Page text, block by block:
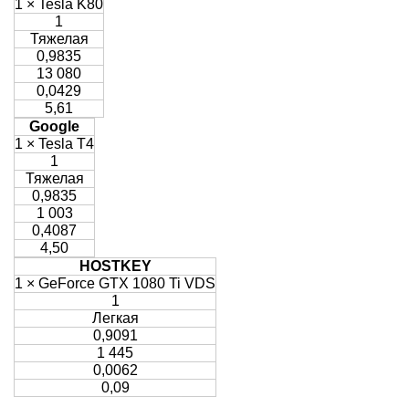
1 × Tesla K80
1
Тяжелая
0,9835
13 080
0,0429
5,61
Google
1 × Tesla T4
1
Тяжелая
0,9835
1 003
0,4087
4,50
HOSTKEY
1 × GeForce GTX 1080 Ti VDS
1
Легкая
0,9091
1 445
0,0062
0,09